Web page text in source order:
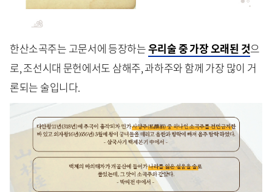
한산소곡주는 고문서에 등장하는우리술 중 가장 오래된 것으
로, 조선시대 문헌에서도 삼해주, 과하주와 함께 가장 많이 거
론되는 술입니다.